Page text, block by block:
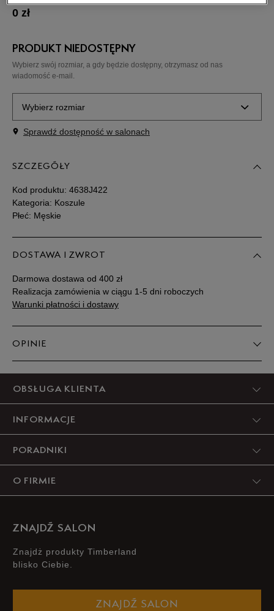
0 zł
PRODUKT NIEDOSTĘPNY
Wybierz swój rozmiar, a gdy będzie dostępny, otrzymasz od nas
wiadomość e-mail.
Wybierz rozmiar
Powiadom o
dostępności
XL
Powiadom o
XXXL
Powiadom o
dostępności
Sprawdź dostępność w salonach
SZCZEGÓŁY
Kod produktu: 4638J422
Kategoria: Koszule
Płeć: Męskie
DOSTAWA I ZWROT
Darmowa dostawa od 400 zł
Realizacja zamówienia w ciągu 1-5 dni roboczych
Warunki płatności i dostawy
OPINIE
OBSŁUGA KLIENTA
INFORMACJE
PORADNIKI
O FIRMIE
ZNAJDŹ SALON
Znajdż produkty Timberland
blisko Ciebie.
ZNAJDŹ SALON